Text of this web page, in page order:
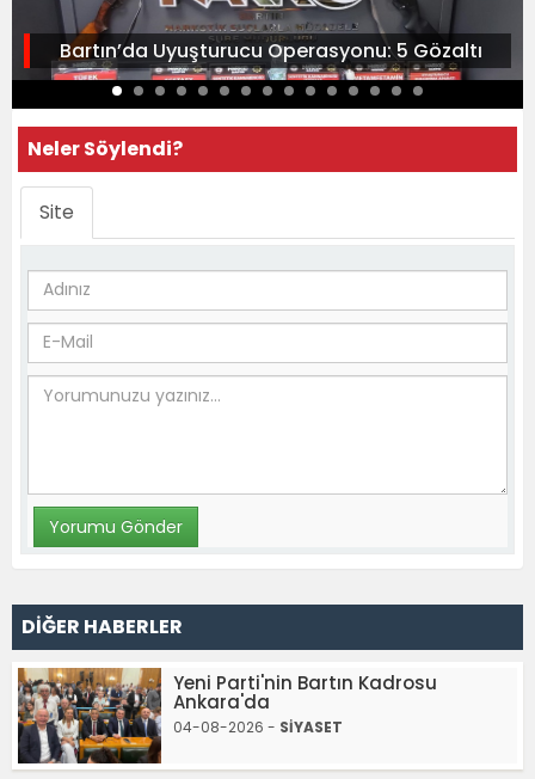
Bartın’da Uyuşturucu Operasyonu: 5 Gözaltı
Neler Söylendi?
Site
DİĞER HABERLER
Yeni Parti'nin Bartın Kadrosu
Ankara'da
04-08-2026 - SİYASET